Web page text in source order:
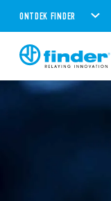
ONTDEK FINDER